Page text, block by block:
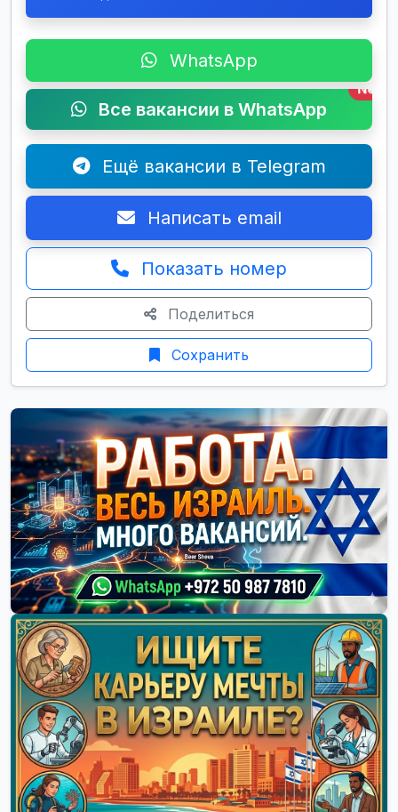
WhatsApp
Все вакансии в WhatsApp
New
Ещё вакансии в Telegram
Написать email
Показать номер
Поделиться
Сохранить